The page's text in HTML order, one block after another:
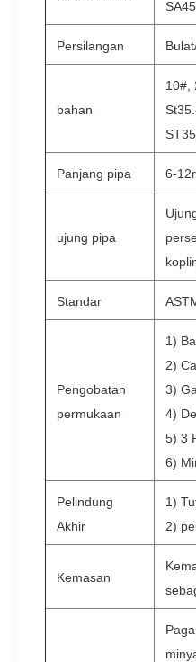
Persilangan
bahan
10#,
Panjang pipa 6-
ujung pipa
Standar
Pengobatan
permukaan
1)
2)
3)
4)
5) 3
6)
Pelindung
Akhir
1)
2)
Kemasan